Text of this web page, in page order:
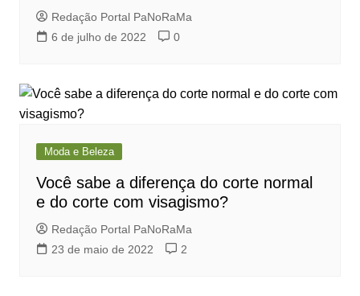
Redação Portal PaNoRaMa
6 de julho de 2022
0
Moda e Beleza
Você sabe a diferença do corte normal
e do corte com visagismo?
Redação Portal PaNoRaMa
23 de maio de 2022
2